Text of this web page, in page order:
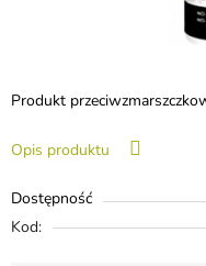
Produkt
Opis produktu
Dostępność
Kod: